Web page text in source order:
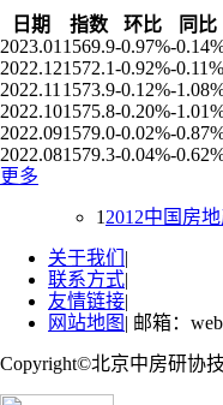
日期
指数 环比
同比
2023.01 1569.9-0.97%-
2022.121572.1-0.92%-0.11%
2022.11 1573.9-0.12%-
2022.101575.8-0.20%-
2022.091579.0-0.02%-
2022.081579.3-0.04%-
更多
1 2012中国房
关于我们 |
联系方式|
友情链接|
网站地图 | 邮箱：
Copyright©北京中房研协